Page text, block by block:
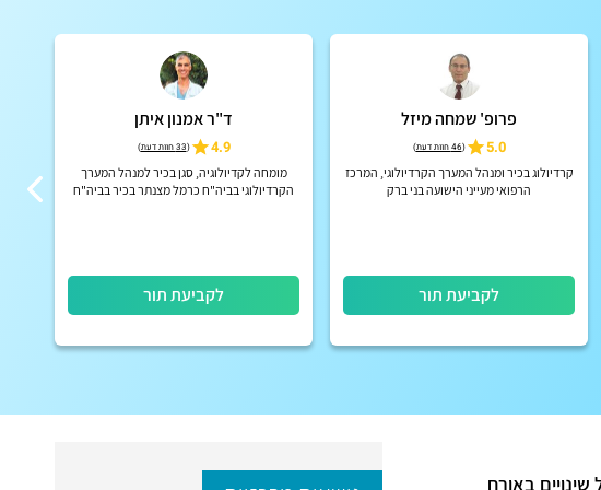
פרופ' שמחה מיזל
5.0
(46 חוות דעת )
קרדיולוג בכיר ומנהל המערך הקרדיולוגי, המרכז
הרפואי מעייני הישועה בני ברק
לקביעת תור
ד"ר אמנון איתן
4.9
(33 חוות דעת )
מומחה לקדיולוגיה, סגן בכיר למנהל המערך
הקרדיולוגי בביה"ח כרמל מצנתר בכיר בביה"ח
לקביעת תור
באורח